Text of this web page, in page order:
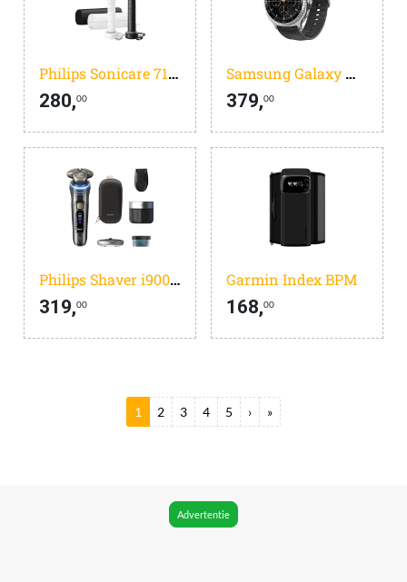
Philips Sonicare 7100 Series HX7429/02 Duopack
280,00
Samsung Galaxy Watch 8 Classic Zwart 46mm
379,00
Philips Shaver i9000 Prestige Ultra XP9402/31
319,00
Garmin Index BPM
168,00
Huidige pagina
1 Pagina
2 Pagina
3 Pagina
4 Pagina
5 Volgende pagina
› Laatste pagina
»
Advertentie